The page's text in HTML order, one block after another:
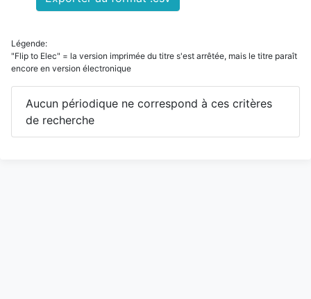
Légende:
"Flip to Elec" = la version imprimée du titre s'est arrêtée, mais le titre paraît
encore en version électronique
Aucun périodique ne correspond à ces critères
de recherche